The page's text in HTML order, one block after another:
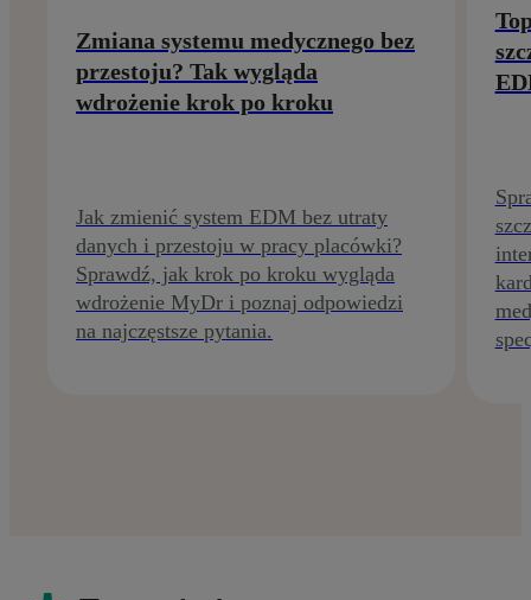
Zmiana systemu medycznego bez
przestoju? Tak wygląda
wdrożenie krok po kroku
Jak zmienić system EDM bez utraty
danych i przestoju w pracy placówki?
Sprawdź, jak krok po kroku wygląda
wdrożenie MyDr i poznaj odpowiedzi
na najczęstsze pytania.